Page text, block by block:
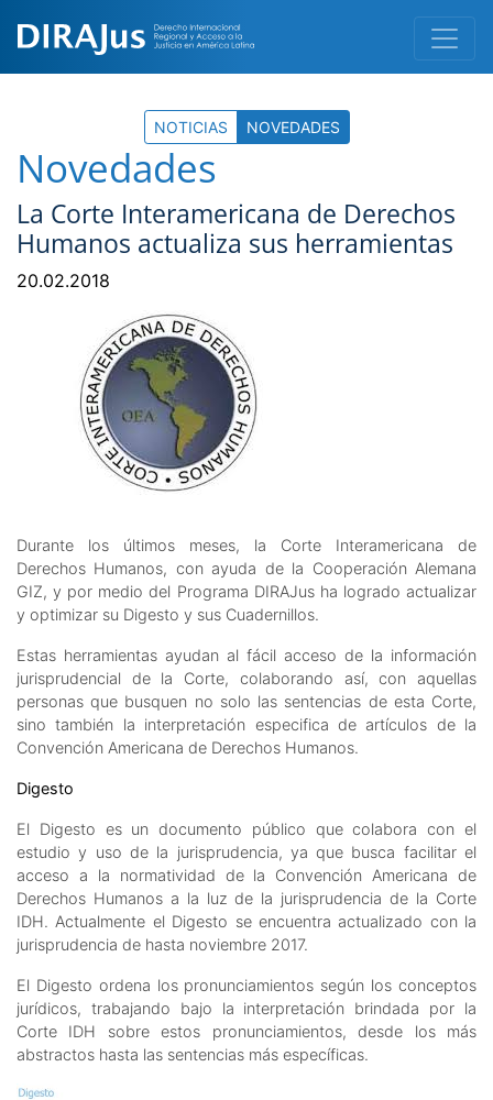
NOTICIAS NOVEDADES
Novedades
La Corte Interamericana de Derechos
Humanos actualiza sus herramientas
20.02.2018
Durante los últimos meses, la Corte Interamericana de
Derechos Humanos, con ayuda de la Cooperación Alemana
GIZ, y por medio del Programa DIRAJus ha logrado actualizar
y optimizar su Digesto y sus Cuadernillos.
Estas herramientas ayudan al fácil acceso de la información
jurisprudencial de la Corte, colaborando así, con aquellas
personas que busquen no solo las sentencias de esta Corte,
sino también la interpretación especifica de artículos de la
Convención Americana de Derechos Humanos.
Digesto
El Digesto es un documento público que colabora con el
estudio y uso de la jurisprudencia, ya que busca facilitar el
acceso a la normatividad de la Convención Americana de
Derechos Humanos a la luz de la jurisprudencia de la Corte
IDH. Actualmente el Digesto se encuentra actualizado con la
jurisprudencia de hasta noviembre 2017.
El Digesto ordena los pronunciamientos según los conceptos
jurídicos, trabajando bajo la interpretación brindada por la
Corte IDH sobre estos pronunciamientos, desde los más
abstractos hasta las sentencias más específicas.